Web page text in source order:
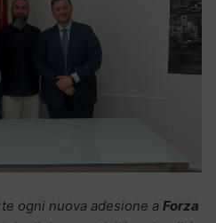
ogni nuova adesione a Forza